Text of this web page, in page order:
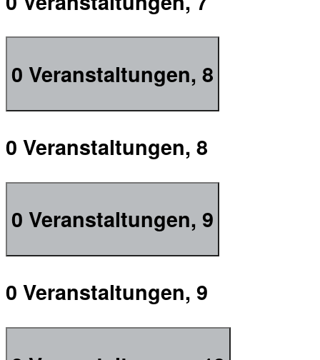
0 Veranstaltungen, 8
0 Veranstaltungen, 8
0 Veranstaltungen, 9
0 Veranstaltungen, 9